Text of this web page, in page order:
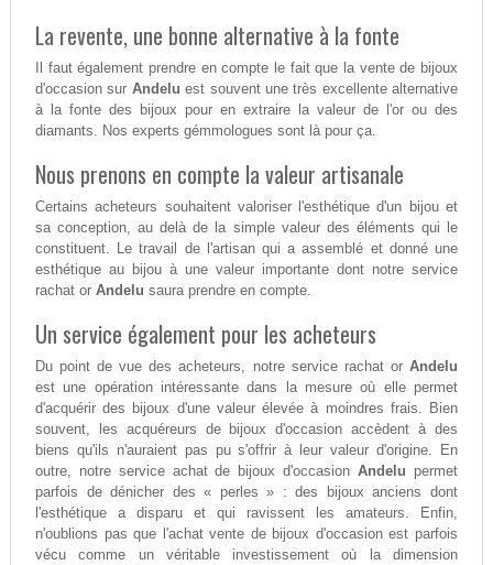
La revente, une bonne alternative à la fonte
Il faut également prendre en compte le fait que la vente de bijoux
d'occasion sur Andelu est souvent une très excellente alternative
à la fonte des bijoux pour en extraire la valeur de l'or ou des
diamants. Nos experts gémmologues sont là pour ça.
Nous prenons en compte la valeur artisanale
Certains acheteurs souhaitent valoriser l'esthétique d'un bijou et
sa conception, au delà de la simple valeur des éléments qui le
constituent. Le travail de l'artisan qui a assemblé et donné une
esthétique au bijou à une valeur importante dont notre service
rachat or Andelu saura prendre en compte.
Un service également pour les acheteurs
Du point de vue des acheteurs, notre service rachat orAndelu
est une opération intéressante dans la mesure où elle permet
d'acquérir des bijoux d'une valeur élevée à moindres frais. Bien
souvent, les acquéreurs de bijoux d'occasion accèdent à des
biens qu'ils n'auraient pas pu s'offrir à leur valeur d'origine. En
outre, notre service achat de bijoux d'occasionAndelu permet
parfois de dénicher des « perles » : des bijoux anciens dont
l'esthétique a disparu et qui ravissent les amateurs. Enfin,
n'oublions pas que l'achat vente de bijoux d'occasion est parfois
vécu comme un véritable investissement où la dimension